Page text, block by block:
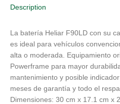
Description
La batería Heliar F90LD con su
es ideal para vehículos
alta o moderada. Equipamiento
Powerframe para mayor
mantenimiento y posible
meses de garantía y todo el
Dimensiones: 30 cm x 17.1 cm x